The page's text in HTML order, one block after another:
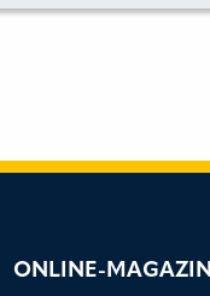
UNTER
ONLINE-MAGAZIN